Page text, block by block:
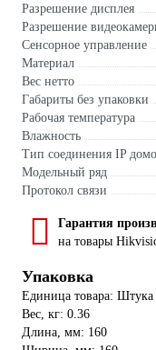
Разрешение дисплея
Разрешение
Сенсорное управление
Материал
Вес нетто
Габариты без упаковки
Рабочая температура
Влажность
Тип соединения IP
Модельный ряд
Протокол связи
Гарантия
на товары
Упаковка
Единица товара: Штука
Вес, кг: 0.36
Длина, мм: 160